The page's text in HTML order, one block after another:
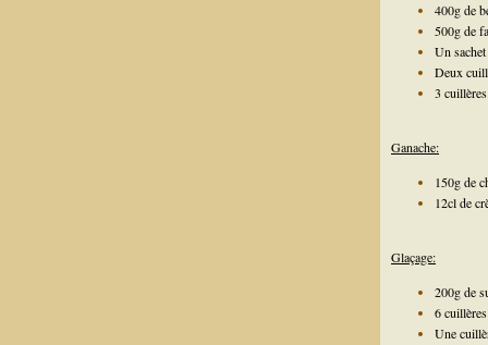
400g de
500g de
Un
Deux
3
Ganache:
150g de
12cl de
Glaçage:
200g de
6
Une